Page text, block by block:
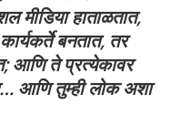
मीडिया हाताळतात,
बनतात, तर
आणि ते प्रत्येकावर
आणि तुम्ही लोक अशा